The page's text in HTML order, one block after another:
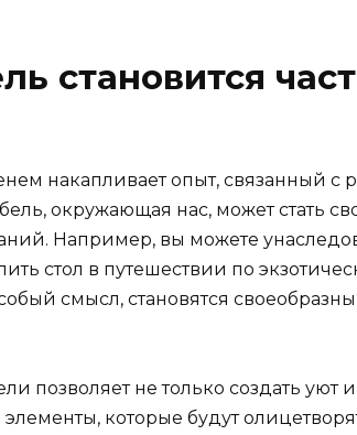
становится
накапливает опыт, связанный с
окружающая нас, может стать
Например, вы можете
стол в путешествии по
смысл, становятся
позволяет не только создать уют
которые будут